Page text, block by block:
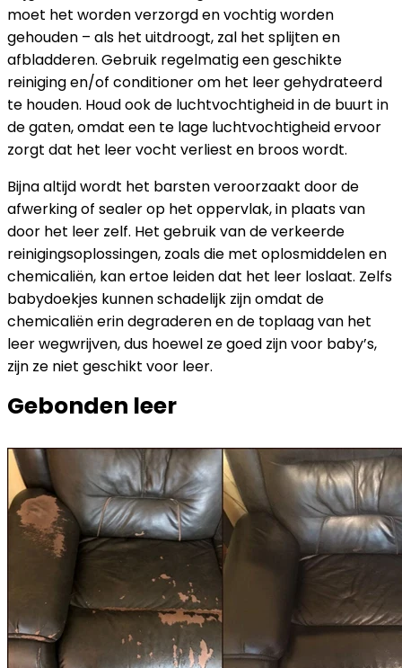
moet het worden verzorgd en vochtig worden
gehouden – als het uitdroogt, zal het splijten en
afbladderen. Gebruik regelmatig een geschikte
reiniging en/of conditioner om het leer gehydrateerd
te houden. Houd ook de luchtvochtigheid in de buurt in
de gaten, omdat een te lage luchtvochtigheid ervoor
zorgt dat het leer vocht verliest en broos wordt.
Bijna altijd wordt het barsten veroorzaakt door de
afwerking of sealer op het oppervlak, in plaats van
door het leer zelf. Het gebruik van de verkeerde
reinigingsoplossingen, zoals die met oplosmiddelen en
chemicaliën, kan ertoe leiden dat het leer loslaat. Zelfs
babydoekjes kunnen schadelijk zijn omdat de
chemicaliën erin degraderen en de toplaag van het
leer wegwrijven, dus hoewel ze goed zijn voor baby’s,
zijn ze niet geschikt voor leer.
Gebonden leer